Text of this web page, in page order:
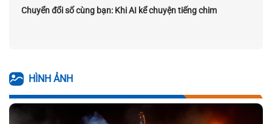
Chuyển đổi số cùng bạn: Khi AI kể chuyện tiếng chim
HÌNH ẢNH